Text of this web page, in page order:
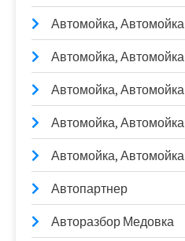
Автомойка, Автомойка
Автомойка, Автомойка
Автомойка, Автомойка
Автомойка, Автомойка
Автомойка, Автомойка
Автопартнер
Авторазбор Медовка